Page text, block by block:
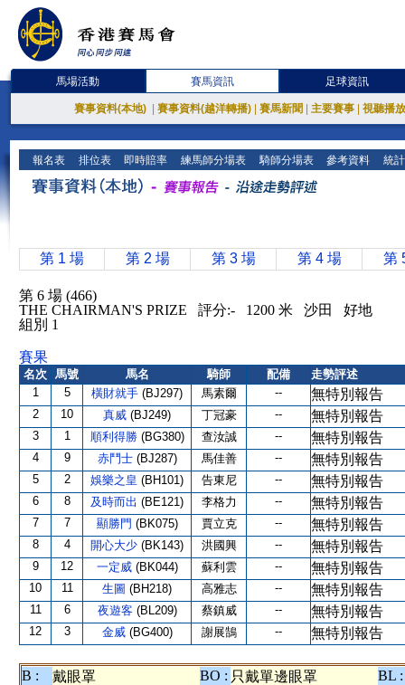
馬場活動 賽馬資訊 足球資訊
賽事資料(本地) 賽事資料(越洋轉播) 賽馬新聞 主要賽事 視聽播
報名表 排位表 即時賠率 練馬師分場表 騎師分場表 參考資料 統
第 1 場 第 2 場 第 3 場 第 4 場 第
第 6 場 (466)
THE CHAIRMAN'S PRIZE 評分:- 1200 米 沙田 好地
組別 1
賽果
名次 馬號 馬名 騎師 配備
走勢評述
1
5 橫財就手 (BJ297) 馬素爾 -- 無特別報告
2 10 真威 (BJ249) 丁冠豪 -- 無特別報告
3 1 順利得勝 (BG380) 查汝誠 -- 無特別報告
4 9 赤鬥士 (BJ287) 馬佳善 -- 無特別報告
5 2 娛樂之皇 (BH101) 告東尼 -- 無特別報告
6 8 及時而出 (BE121) 李格力 -- 無特別報告
7 7 顯勝門 (BK075) 賈立克 -- 無特別報告
8 4 開心大少 (BK143) 洪國興 -- 無特別報告
9 12 一定威 (BK044) 蘇利雲 -- 無特別報告
10 11 生圖 (BH218) 高雅志 -- 無特別報告
11 6 夜遊客 (BL209) 蔡鎮威 -- 無特別報告
12 3 金威 (BG400) 謝展鵠 -- 無特別報告
B : 戴眼罩 BO : 只戴單邊眼罩
BL :